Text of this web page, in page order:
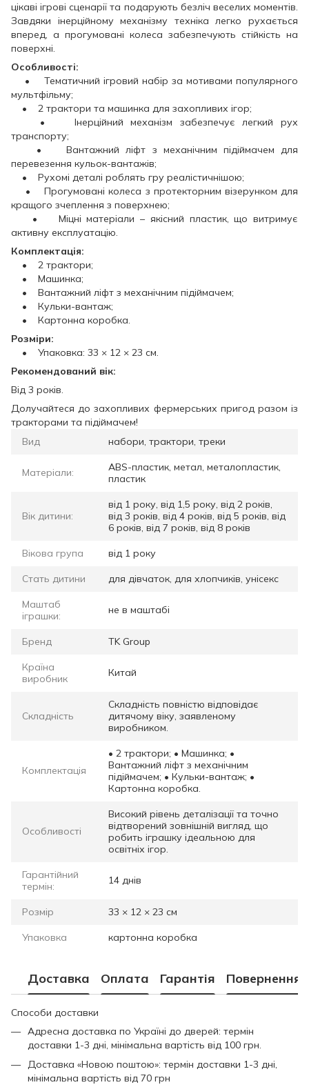
цікаві ігрові сценарії та подарують безліч веселих моментів.
Завдяки інерційному механізму техніка легко рухається
вперед, а прогумовані колеса забезпечують стійкість на
поверхні.
Особливості:
• Тематичний ігровий набір за мотивами популярного
мультфільму;
• 2 трактори та машинка для захопливих ігор;
• Інерційний механізм забезпечує легкий рух
транспорту;
• Вантажний ліфт з механічним підіймачем для
перевезення кульок-вантажів;
• Рухомі деталі роблять гру реалістичнішою;
• Прогумовані колеса з протекторним візерунком для
кращого зчеплення з поверхнею;
• Міцні матеріали – якісний пластик, що витримує
активну експлуатацію.
Комплектація:
• 2 трактори;
• Машинка;
• Вантажний ліфт з механічним підіймачем;
• Кульки-вантаж;
• Картонна коробка.
Розміри:
• Упаковка: 33 × 12 × 23 см.
Рекомендований вік:
Від 3 років.
Долучайтеся до захопливих фермерських пригод разом із
тракторами та підіймачем!
Вид
набори, трактори, треки
Матеріали:
ABS-пластик, метал, металопластик,
пластик
Вік дитини:
від 1 року, від 1,5 року, від 2 років,
від 3 років, від 4 років, від 5 років, від
6 років, від 7 років, від 8 років
Вікова група від 1 року
Стать дитини для дівчаток, для хлопчиків, унісекс
Маштаб
іграшки:
не в маштабі
Бренд TK Group
Країна
виробник
Китай
Складність
Складність повністю відповідає
дитячому віку, заявленому
виробником.
Комплектація
• 2 трактори; • Машинка; •
Вантажний ліфт з механічним
підіймачем; • Кульки-вантаж; •
Картонна коробка.
Особливості
Високий рівень деталізації та точно
відтворений зовнішній вигляд, що
робить іграшку ідеальною для
освітніх ігор.
Гарантійний
термін:
14 днів
Розмір 33 × 12 × 23 см
Упаковка картонна коробка
Доставка Оплата Гарантія Повернення
Способи доставки
Адресна доставка по Україні до дверей: термін
доставки 1-3 дні, мінімальна вартість від 100 грн.
Доставка «Новою поштою»: термін доставки 1-3 дні,
мінімальна вартість від 70 грн